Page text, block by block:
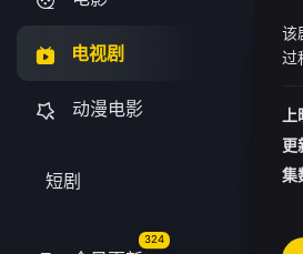
电视剧
动漫电影
短剧
324
该
过
上
更
集